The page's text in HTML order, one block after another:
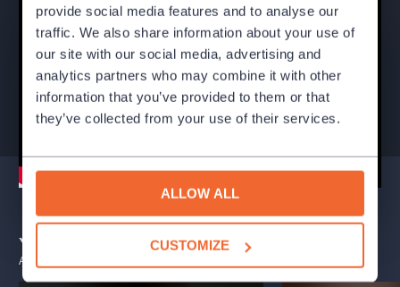
provide social media features and to analyse our
traffic. We also share information about your use of
our site with our social media, advertising and
analytics partners who may combine it with other
information that you’ve provided to them or that
they’ve collected from your use of their services.
ALLOW ALL
CUSTOMIZE
You may also like
ALL EVENTS